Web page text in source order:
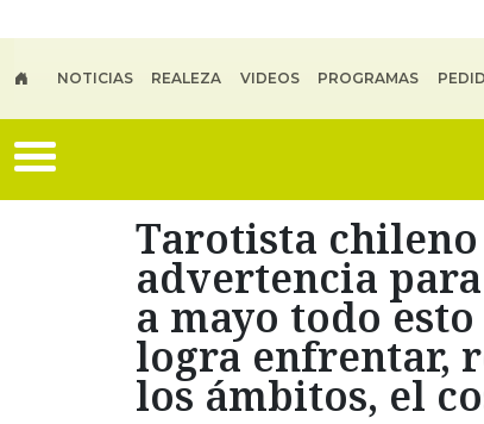
NOTICIAS REALEZA VIDEOS PROGRAMAS
Tarotista
advertencia
a mayo todo
logra enfrentar,
los ámbitos, el